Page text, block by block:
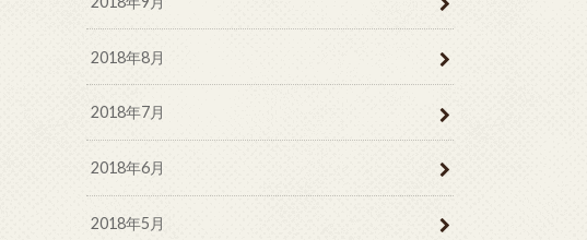
2018年8月
2018年7月
2018年6月
2018年5月